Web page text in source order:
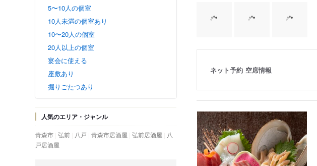
5〜10人の個室
10人未満の個室あり
10〜20人の個室
20人以上の個室
宴会に使える
座敷あり
掘りごたつあり
人気のエリア・ジャンル
青森市 弘前 八戸 青森市居酒屋 弘前居酒屋
八
戸居酒屋
ネット予約 空席情報